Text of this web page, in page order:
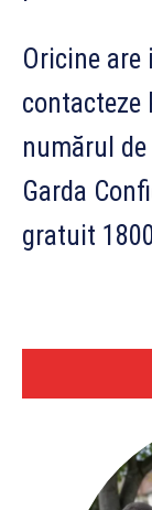
Oricine
contacteze
numărul
Garda
gratuit